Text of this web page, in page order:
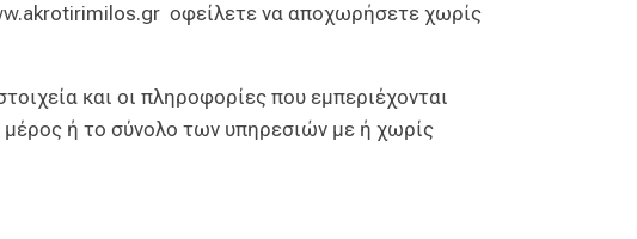
οφείλετε να αποχωρήσετε χωρίς
και οι πληροφορίες που εμπεριέχονται
μέρος ή το σύνολο των υπηρεσιών με ή χωρίς